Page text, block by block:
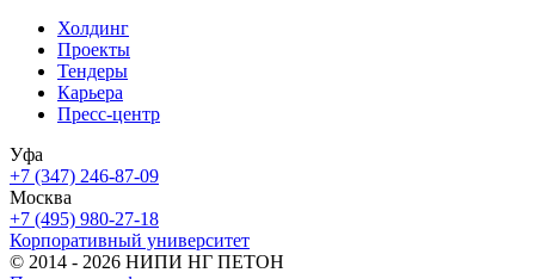
Холдинг
Проекты
Тендеры
Карьера
Пресс-центр
Уфа
+7 (347) 246-87-09
Москва
+7 (495) 980-27-18
Корпоративный университет
© 2014 - 2026 НИПИ НГ ПЕТОН